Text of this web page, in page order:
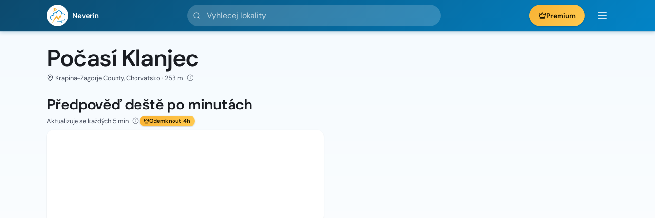
Neverin
Vyhledej lokality
Premium
Počasí Klanjec
Krapina-Zagorje County, Chorvatsko · 258 m
Předpověď deště po minutách
Aktualizuje se každých 5 min Odemknout 4h